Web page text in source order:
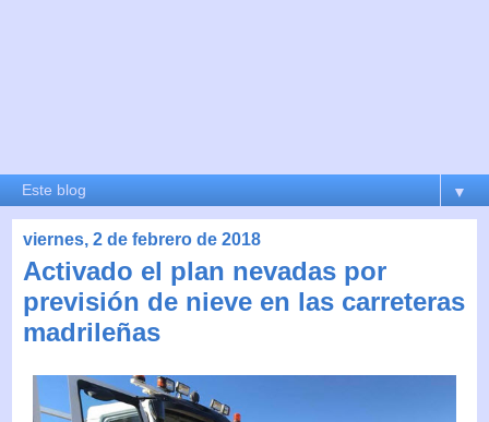
▼
viernes, 2 de febrero de 2018
Activado el plan nevadas por
previsión de nieve en las carreteras
madrileñas